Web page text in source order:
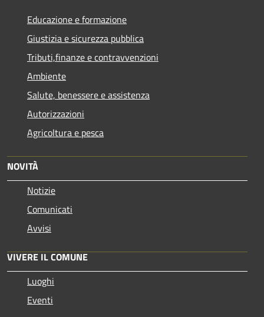
Educazione e formazione
Giustizia e sicurezza pubblica
Tributi,finanze e contravvenzioni
Ambiente
Salute, benessere e assistenza
Autorizzazioni
Agricoltura e pesca
NOVITÀ
Notizie
Comunicati
Avvisi
VIVERE IL COMUNE
Luoghi
Eventi